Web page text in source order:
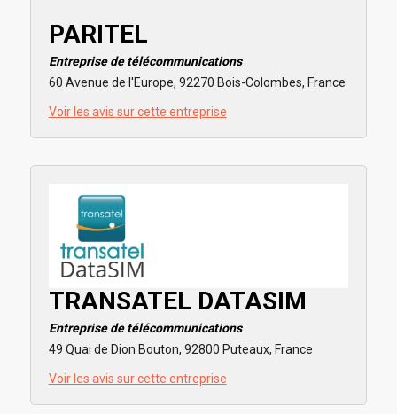
PARITEL
Entreprise de télécommunications
60 Avenue de l'Europe, 92270 Bois-Colombes, France
Voir les avis sur cette entreprise
TRANSATEL DATASIM
Entreprise de télécommunications
49 Quai de Dion Bouton, 92800 Puteaux, France
Voir les avis sur cette entreprise